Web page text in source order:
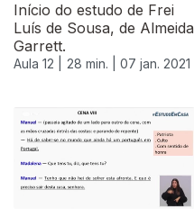
Início do estudo de Frei
Luís de Sousa, de Almeida
Garrett.
Aula 12 | 28 min. | 07 jan. 2021